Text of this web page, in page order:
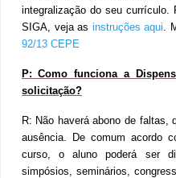
integralização do seu
SIGA, veja as instruções aqui .
92/13 CEPE
P: Como funciona a
solicitação?
R: Não haverá abono de faltas,
ausência. De comum acordo
curso, o aluno poderá ser
simpósios, seminários,